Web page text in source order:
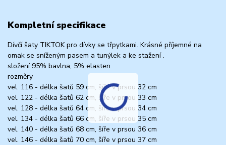
Kompletní specifikace
Dívčí šaty TIKTOK pro dívky se třpytkami. Krásné příjemné na
omak se sníženým pasem a tunýlek a ke stažení .
složení 95% bavlna, 5% elasten
rozměry
vel. 116 - délka šatů 59 cm, šíře v prsou 32 cm
vel. 122 - délka šatů 62 cm, šíře v prsou 33 cm
vel. 128 - délka šatů 64 cm, šíře v prsou 34 cm
vel. 134 - délka šatů 66 cm, šíře v prsou 35 cm
vel. 140 - délka šatů 68 cm, šíře v prsou 36 cm
vel. 146 - délka šatů 70 cm, šíře v prsou 37 cm